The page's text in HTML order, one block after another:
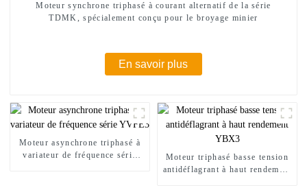
Moteur synchrone triphasé à courant alternatif de la série
TDMK, spécialement conçu pour le broyage minier
En savoir plus
Moteur asynchrone triphasé à
variateur de fréquence série
Moteur triphasé basse tension
antidéflagrant à haut rendement